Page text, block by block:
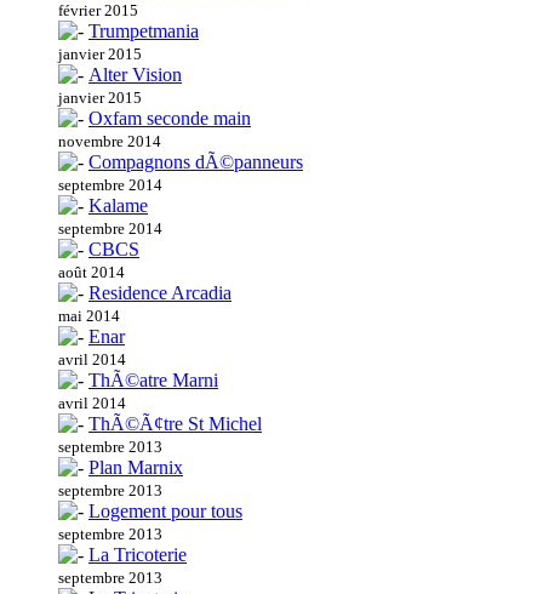
février 2015
Trumpetmania
janvier 2015
Alter Vision
janvier 2015
Oxfam seconde main
novembre 2014
Compagnons dÃ©panneurs
septembre 2014
Kalame
septembre 2014
CBCS
août 2014
Residence Arcadia
mai 2014
Enar
avril 2014
ThÃ©atre Marni
avril 2014
ThÃ©Ã¢tre St Michel
septembre 2013
Plan Marnix
septembre 2013
Logement pour tous
septembre 2013
La Tricoterie
septembre 2013